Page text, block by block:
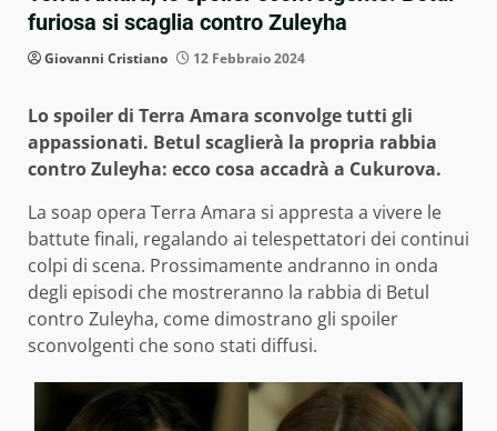
furiosa si scaglia contro Zuleyha
Giovanni Cristiano 12 Febbraio 2024
Lo spoiler di Terra Amara sconvolge tutti gli
appassionati. Betul scaglierà la propria rabbia
contro Zuleyha: ecco cosa accadrà a Cukurova.
La soap opera Terra Amara si appresta a vivere le
battute finali, regalando ai telespettatori dei continui
colpi di scena. Prossimamente andranno in onda
degli episodi che mostreranno la rabbia di Betul
contro Zuleyha, come dimostrano gli spoiler
sconvolgenti che sono stati diffusi.